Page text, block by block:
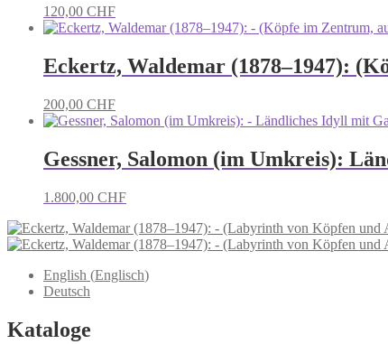
120,00 CHF
Eckertz, Waldemar (1878–1947):
200,00 CHF
Gessner, Salomon (im Umkreis):
1.800,00 CHF
English (Englisch)
Deutsch
Kataloge